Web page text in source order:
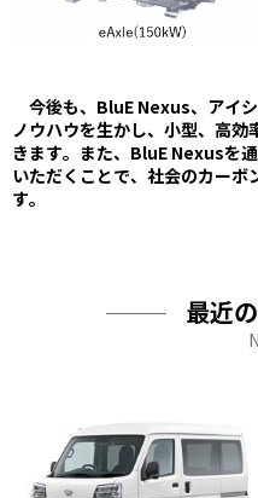
今後も、BluE Nexus、アイ
ノウハウを生かし、小型、高
きます。また、BluE Nexusを
いただくことで、社会のカーボ
す。
最近